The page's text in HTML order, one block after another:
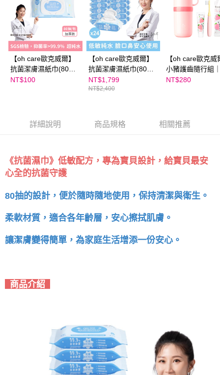
【oh care歐克威爾】
抗菌潔膚濕紙巾(80抽)
單入
NT$100
【oh care歐克威爾】
抗菌潔膚濕紙巾(80
抽)24入
NT$1,799
NT$2,400
【oh care歐克威
小豬護齒隨行組
小豬草莓組 (收納
NT$280
詳細說明 商品規格 相關推薦
《抗菌濕巾》低敏配方，專為寶貝設計，給寶貝最安
心全的抗菌守護
80抽的設計，便於隨時隨地使用，保持清潔與衛生。
柔軟材質，適合各年齡層，安心擦拭肌膚。
讓潔膚變得簡單，為家庭生活增添一份安心。
商品介紹